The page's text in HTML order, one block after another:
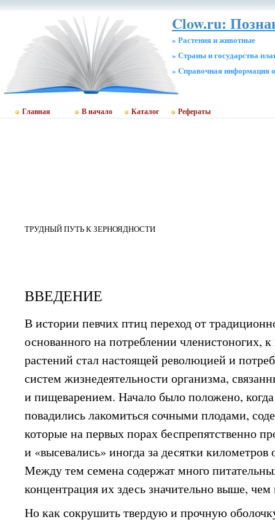
Clow.ru:
» Растения и животные
» Страны и государства
» Cправочная информация
Главная В начало Каталог Рефераты
ТРУДНЫЙ ПУТЬ К ЗЕРНОЯДНОСТИ
ВВЕДЕНИЕ
В истории певчих птиц переход от
основанного на потреблении членистоногих,
растений стал настоящей революцией и
систем жизнедеятельности организма,
и пищеварением. Начало было положено,
повадились лакомиться сочными плодами,
которые на первых порах беспрепятственно
и «высевались» иногда за десятки километров
Между тем семена содержат много
концентрация их здесь значительно выше, чем
Но как сокрушить твердую и прочную